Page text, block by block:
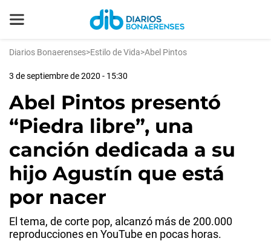
Diarios Bonaerenses>Estilo de Vida>Abel Pintos
3 de septiembre de 2020 - 15:30
Abel Pintos presentó
“Piedra libre”, una
canción dedicada a su
hijo Agustín que está
por nacer
El tema, de corte pop, alcanzó más de 200.000
reproducciones en YouTube en pocas horas.